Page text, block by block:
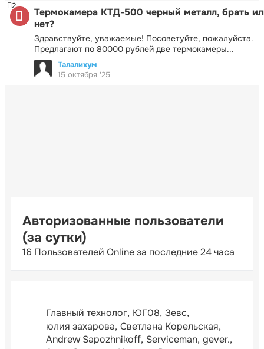
Термокамера КТД-500 черный металл, брать
нет?
Здравствуйте, уважаемые! Посоветуйте, пожалуйста.
Предлагают по 80000 рублей две термокамеры...
2
Талалихум
15 октября '25
Авторизованные пользователи
(за сутки)
16 Пользователей Online за последние 24 часа
Главный технолог ЮГ08 Зевс
юлия захарова Светлана Корельская
Andrew Sapozhnikoff Serviceman gever.